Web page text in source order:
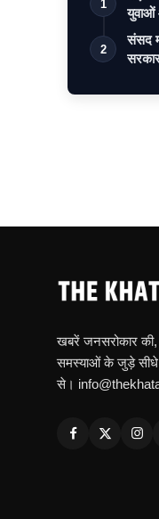
1
युवाओं
2
संसद
खबरें जनसरोकार
समस्याओं के जुड़े सीधे
से।